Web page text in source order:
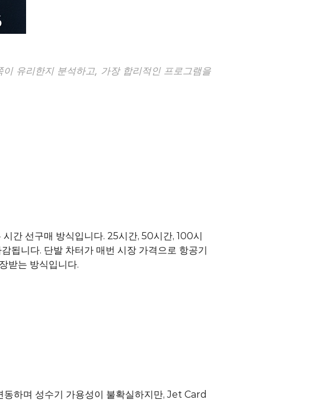
유리한지 분석하고, 가장 합리적인 프로그램을
간 선구매 방식입니다. 25시간, 50시간, 100시
됩니다. 단발 차터가 매번 시장 가격으로 항공기
받는 방식입니다.
하며 성수기 가용성이 불확실하지만, Jet Card